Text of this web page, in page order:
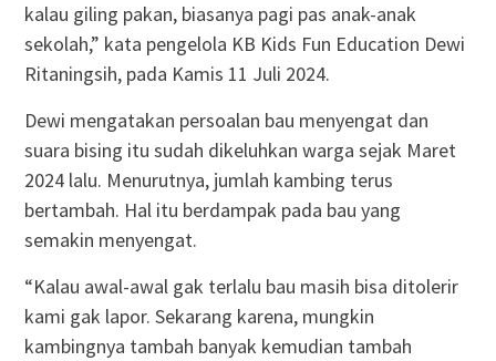
kalau giling pakan, biasanya pagi pas anak-anak
sekolah,” kata pengelola KB Kids Fun Education Dewi
Ritaningsih, pada Kamis 11 Juli 2024.
Dewi mengatakan persoalan bau menyengat dan
suara bising itu sudah dikeluhkan warga sejak Maret
2024 lalu. Menurutnya, jumlah kambing terus
bertambah. Hal itu berdampak pada bau yang
semakin menyengat.
“Kalau awal-awal gak terlalu bau masih bisa ditolerir
kami gak lapor. Sekarang karena, mungkin
kambingnya tambah banyak kemudian tambah